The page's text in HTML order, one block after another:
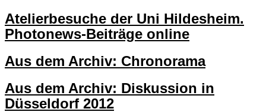
Atelierbesuche der Uni Hildesheim.
Photonews-Beiträge online
Aus dem Archiv: Chronorama
Aus dem Archiv: Diskussion in
Düsseldorf 2012